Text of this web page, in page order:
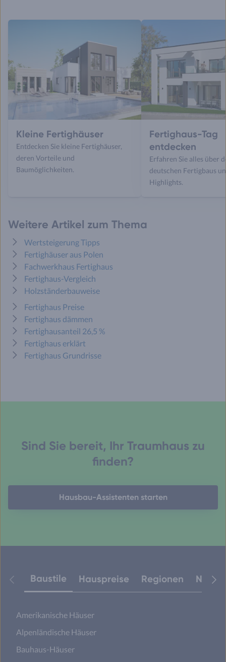
Kleine Fertighäuser
Entdecken Sie kleine Fertighäuser,
deren Vorteile und
Baumöglichkeiten.
Fertighaus-Tag
entdecken
Erfahren Sie alles über
deutschen Fertigbaus
Highlights.
Weitere Artikel zum Thema
Wertsteigerung Tipps
Fertighäuser aus Polen
Fachwerkhaus Fertighaus
Fertighaus-Vergleich
Holzständerbauweise
Fertighaus Preise
Fertighaus dämmen
Fertighausanteil 26,5 %
Fertighaus erklärt
Fertighaus Grundrisse
Sind Sie bereit, Ihr Traumhaus zu
finden?
Hausbau-Assistenten starten
Baustile Hauspreise Regionen
Amerikanische Häuser
Alpenländische Häuser
Bauhaus-Häuser